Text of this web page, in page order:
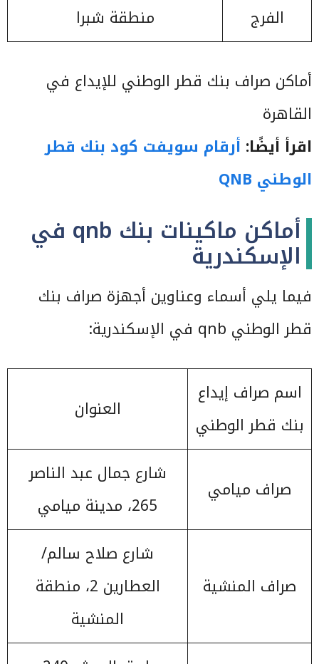
الفرج
منطقة شبرا
أماكن صراف بنك قطر الوطني للإيداع في
القاهرة
اقرأ أيضًا: أرقام سويفت كود بنك قطر
الوطني QNB
أماكن ماكينات بنك qnb في
الإسكندرية
فيما يلي أسماء وعناوين أجهزة صراف بنك
قطر الوطني qnb في الإسكندرية:
اسم صراف إيداع
بنك قطر الوطني
العنوان
صراف ميامي
شارع جمال عبد الناصر
265، مدينة ميامي
صراف المنشية
شارع صلاح سالم/
العطارين 2، منطقة
المنشية